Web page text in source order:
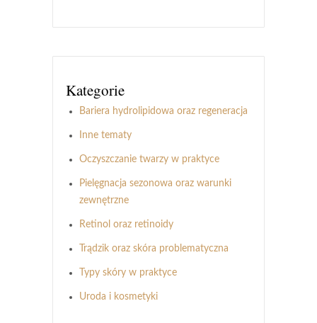
Kategorie
Bariera hydrolipidowa oraz regeneracja
Inne tematy
Oczyszczanie twarzy w praktyce
Pielęgnacja sezonowa oraz warunki
zewnętrzne
Retinol oraz retinoidy
Trądzik oraz skóra problematyczna
Typy skóry w praktyce
Uroda i kosmetyki